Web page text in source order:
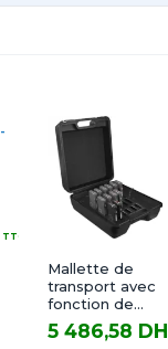
TTC
Mallette de
transport avec
fonction de
charge intégrée
pour système
5 486,58 DH